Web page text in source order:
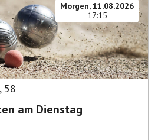
Morgen, 11.08.2026
17:15
, 58
am Dienstag